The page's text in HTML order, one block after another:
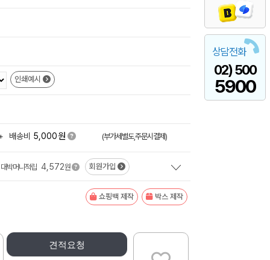
상담전화
02) 500
5900
인쇄예시
배송비 5,000원 (부가세별도,주문시결제)
대박머니적립 4,572원 회원가입
쇼핑백 제작 박스 제작
견적요청